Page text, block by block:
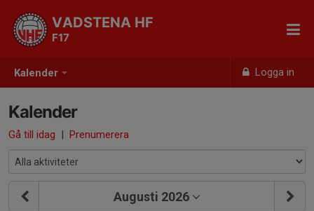
Kalender Logga in
VADSTENA HF
F17
Kalender
Gå till idag | Prenumerera
Augusti 2026